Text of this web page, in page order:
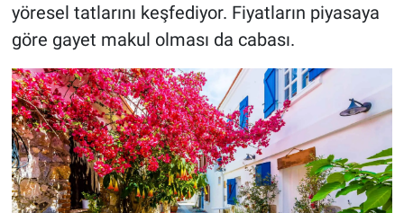
yöresel tatlarını keşfediyor. Fiyatların piyasaya
göre gayet makul olması da cabası.